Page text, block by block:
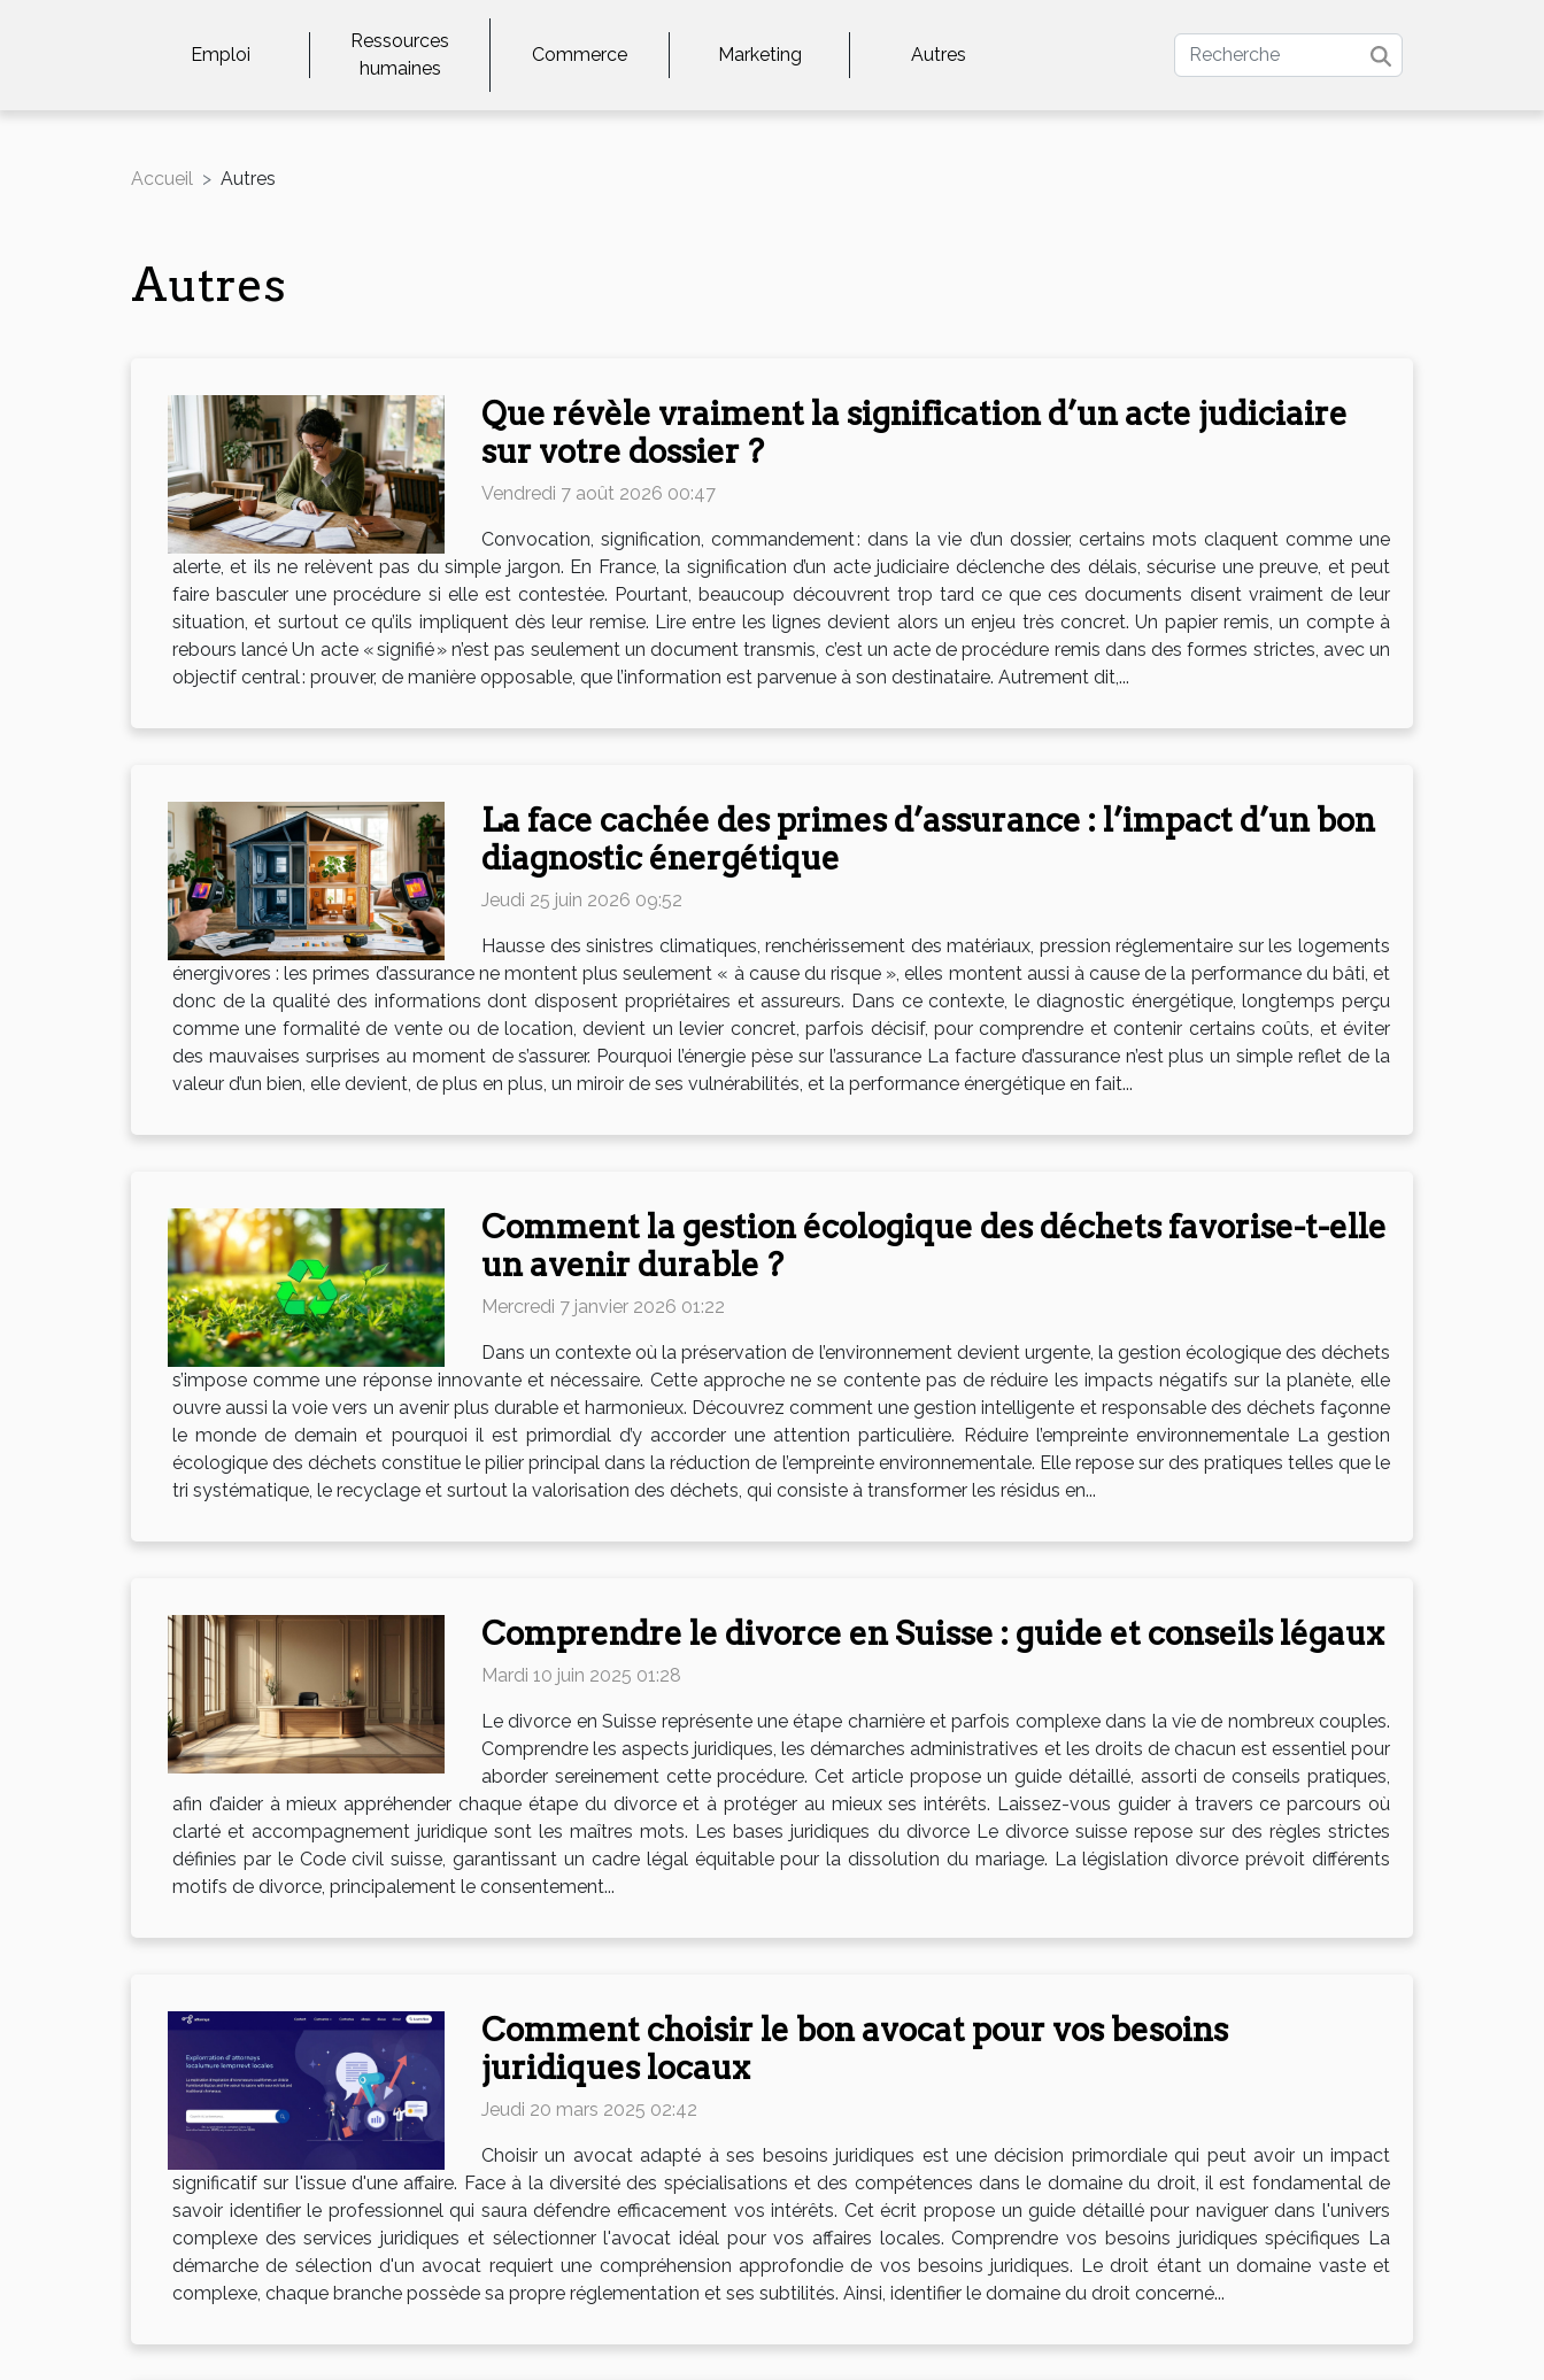
Emploi
Ressources
humaines
Commerce Marketing Autres
Accueil Autres
Autres
Que révèle vraiment la signification d’un acte judiciaire
sur votre dossier ?
Vendredi 7 août 2026 00:47
Convocation, signification, commandement : dans la vie d’un dossier, certains mots claquent comme une
alerte, et ils ne relèvent pas du simple jargon. En France, la signification d’un acte judiciaire déclenche des délais, sécurise une preuve, et peut
faire basculer une procédure si elle est contestée. Pourtant, beaucoup découvrent trop tard ce que ces documents disent vraiment de leur
situation, et surtout ce qu’ils impliquent dès leur remise. Lire entre les lignes devient alors un enjeu très concret. Un papier remis, un compte à
rebours lancé Un acte « signifié » n’est pas seulement un document transmis, c’est un acte de procédure remis dans des formes strictes, avec un
objectif central : prouver, de manière opposable, que l’information est parvenue à son destinataire. Autrement dit,...
La face cachée des primes d’assurance : l’impact d’un bon
diagnostic énergétique
Jeudi 25 juin 2026 09:52
Hausse des sinistres climatiques, renchérissement des matériaux, pression réglementaire sur les logements
énergivores : les primes d’assurance ne montent plus seulement « à cause du risque », elles montent aussi à cause de la performance du bâti, et
donc de la qualité des informations dont disposent propriétaires et assureurs. Dans ce contexte, le diagnostic énergétique, longtemps perçu
comme une formalité de vente ou de location, devient un levier concret, parfois décisif, pour comprendre et contenir certains coûts, et éviter
des mauvaises surprises au moment de s’assurer. Pourquoi l’énergie pèse sur l’assurance La facture d’assurance n’est plus un simple reflet de la
valeur d’un bien, elle devient, de plus en plus, un miroir de ses vulnérabilités, et la performance énergétique en fait...
Comment la gestion écologique des déchets favorise-t-elle
un avenir durable ?
Mercredi 7 janvier 2026 01:22
Dans un contexte où la préservation de l’environnement devient urgente, la gestion écologique des déchets
s’impose comme une réponse innovante et nécessaire. Cette approche ne se contente pas de réduire les impacts négatifs sur la planète, elle
ouvre aussi la voie vers un avenir plus durable et harmonieux. Découvrez comment une gestion intelligente et responsable des déchets façonne
le monde de demain et pourquoi il est primordial d’y accorder une attention particulière. Réduire l’empreinte environnementale La gestion
écologique des déchets constitue le pilier principal dans la réduction de l’empreinte environnementale. Elle repose sur des pratiques telles que le
tri systématique, le recyclage et surtout la valorisation des déchets, qui consiste à transformer les résidus en...
Comprendre le divorce en Suisse : guide et conseils légaux
Mardi 10 juin 2025 01:28
Le divorce en Suisse représente une étape charnière et parfois complexe dans la vie de nombreux couples.
Comprendre les aspects juridiques, les démarches administratives et les droits de chacun est essentiel pour
aborder sereinement cette procédure. Cet article propose un guide détaillé, assorti de conseils pratiques,
afin d’aider à mieux appréhender chaque étape du divorce et à protéger au mieux ses intérêts. Laissez-vous guider à travers ce parcours où
clarté et accompagnement juridique sont les maîtres mots. Les bases juridiques du divorce Le divorce suisse repose sur des règles strictes
définies par le Code civil suisse, garantissant un cadre légal équitable pour la dissolution du mariage. La législation divorce prévoit différents
motifs de divorce, principalement le consentement...
Comment choisir le bon avocat pour vos besoins
juridiques locaux
Jeudi 20 mars 2025 02:42
Choisir un avocat adapté à ses besoins juridiques est une décision primordiale qui peut avoir un impact
significatif sur l'issue d'une affaire. Face à la diversité des spécialisations et des compétences dans le domaine du droit, il est fondamental de
savoir identifier le professionnel qui saura défendre efficacement vos intérêts. Cet écrit propose un guide détaillé pour naviguer dans l'univers
complexe des services juridiques et sélectionner l'avocat idéal pour vos affaires locales. Comprendre vos besoins juridiques spécifiques La
démarche de sélection d'un avocat requiert une compréhension approfondie de vos besoins juridiques. Le droit étant un domaine vaste et
complexe, chaque branche possède sa propre réglementation et ses subtilités. Ainsi, identifier le domaine du droit concerné...